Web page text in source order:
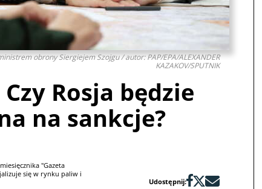
obrony Siergiejem Szojgu / autor: PAP/EPA/ALEXANDER
KAZAKOV/SPUTNIK
Rosja będzie
na sankcje?
"Gazeta
się w rynku paliw i
Udostępnij: